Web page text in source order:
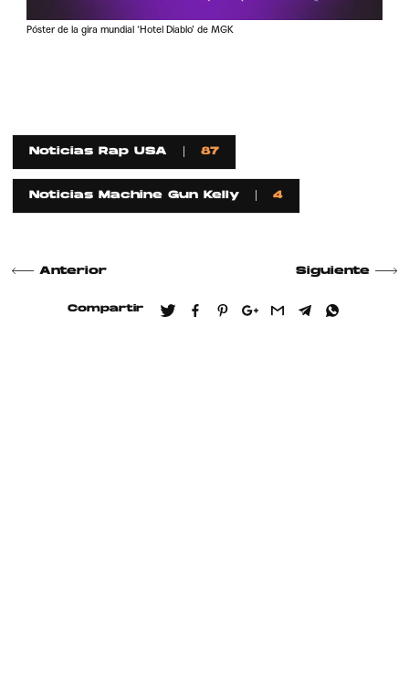
Póster de la gira mundial ‘Hotel Diablo’ de MGK
Noticias Rap USA 87
Noticias Machine Gun Kelly 4
Anterior Siguiente
Compartir